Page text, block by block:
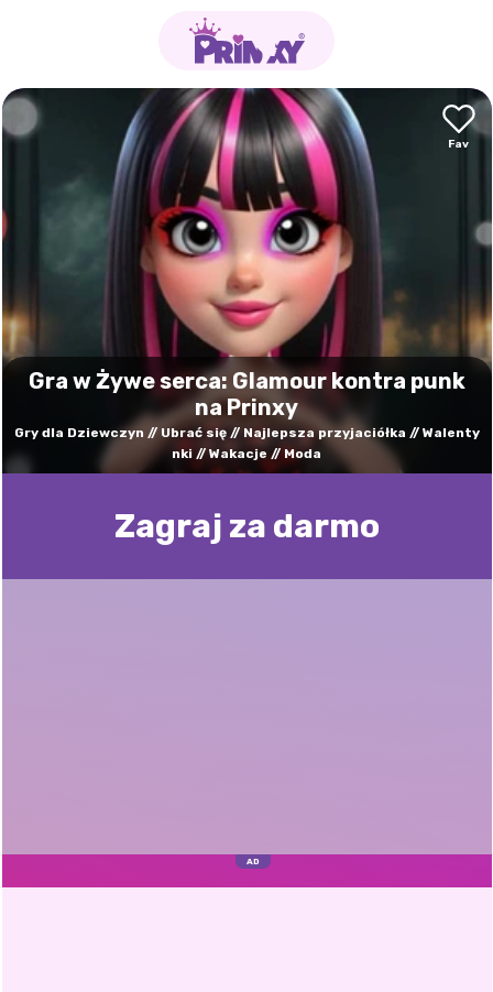
Gra w Żywe serca: Glamour kontra punk
na Prinxy
Gry dla Dziewczyn Ubrać się Najlepsza przyjaciółka
Walenty
nki
Wakacje Moda
Zagraj za darmo